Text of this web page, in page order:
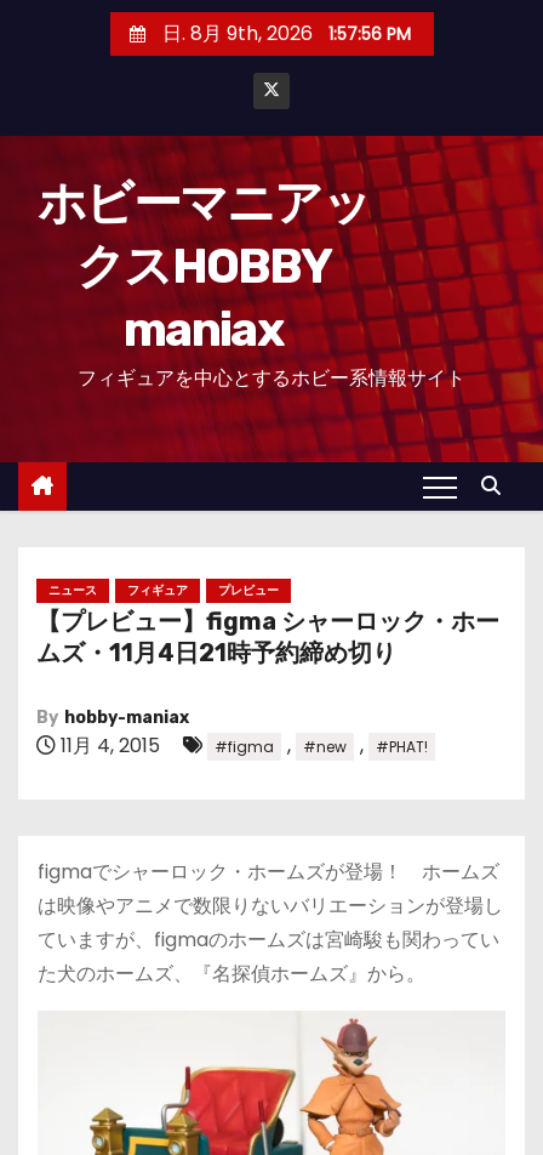
日. 8月 9th, 2026 1:57:57 PM
ホビーマニアッ
クスHOBBY
maniax
フィギュアを中心とするホビー系情報サイト
ニュース フィギュア プレビュー
【プレビュー】figma シャーロック・ホー
ムズ・11月4日21時予約締め切り
By hobby-maniax
11月 4, 2015 #figma , #new , #PHAT!
figmaでシャーロック・ホームズが登場！ ホームズ
は映像やアニメで数限りないバリエーションが登場し
ていますが、figmaのホームズは宮崎駿も関わってい
た犬のホームズ、『名探偵ホームズ』から。